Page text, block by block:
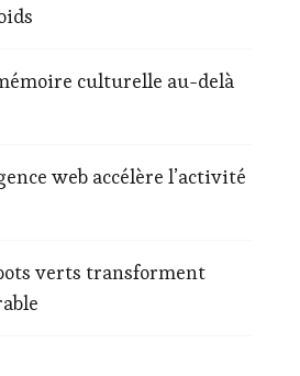
culturelle au-delà
web accélère l’activité
verts transforment